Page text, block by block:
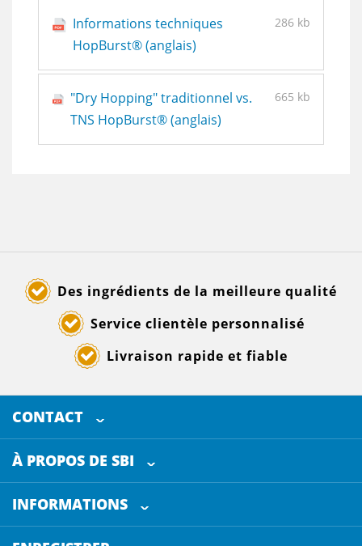
Informations techniques
HopBurst® (anglais)
286 kb
"Dry Hopping" traditionnel vs.
TNS HopBurst® (anglais)
665 kb
Des ingrédients de la meilleure qualité
Service clientèle personnalisé
Livraison rapide et fiable
CONTACT
SELECTED BREWING INGREDIENTS
Doornhoek 3880
5465 TBVeghel
Les Pays-Bas
À PROPOS DE SBI
INFORMATIONS
Service clientèle